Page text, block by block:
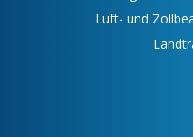
Luft- und